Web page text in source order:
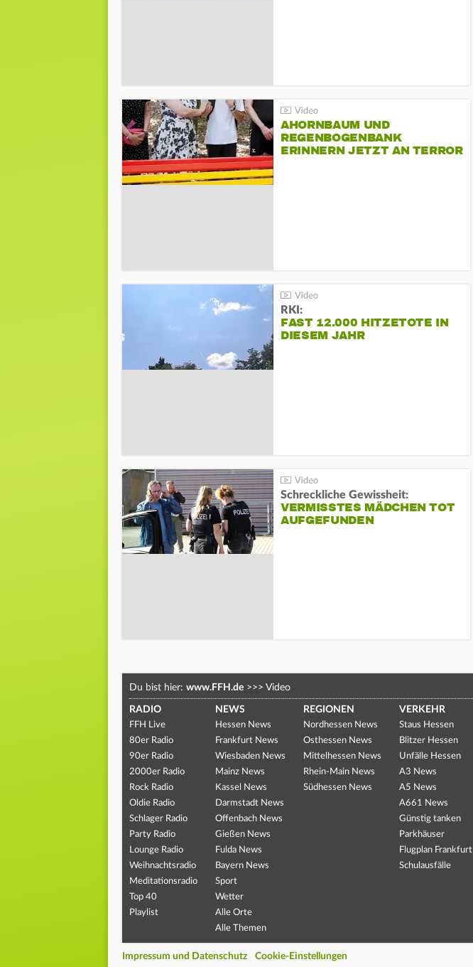
AHORNBAUM UND
REGENBOGENBANK
ERINNERN JETZT AN TERROR
RKI:
FAST 12.000 HITZETOTE IN
DIESEM JAHR
Schreckliche Gewissheit:
VERMISSTES MÄDCHEN TOT
AUFGEFUNDEN
Du bist hier: www.FFH.de >>> Video
RADIO
FFH Live
80er Radio
90er Radio
2000er Radio
Rock Radio
Oldie Radio
Schlager Radio
Party Radio
Lounge Radio
Weihnachtsradio
Meditationsradio
Top 40
Playlist
NEWS
Hessen News
Frankfurt News
Wiesbaden News
Mainz News
Kassel News
Darmstadt News
Offenbach News
Gießen News
Fulda News
Bayern News
Sport
Wetter
Alle Orte
Alle Themen
REGIONEN
Nordhessen News
Osthessen News
Mittelhessen News
Rhein-Main News
Südhessen News
VERKEHR
Staus Hessen
Blitzer Hessen
Unfälle Hessen
A3 News
A5 News
A661 News
Günstig tanken
Parkhäuser
Flugplan Frankfurt
Schulausfälle
Impressum und Datenschutz Cookie-Einstellungen